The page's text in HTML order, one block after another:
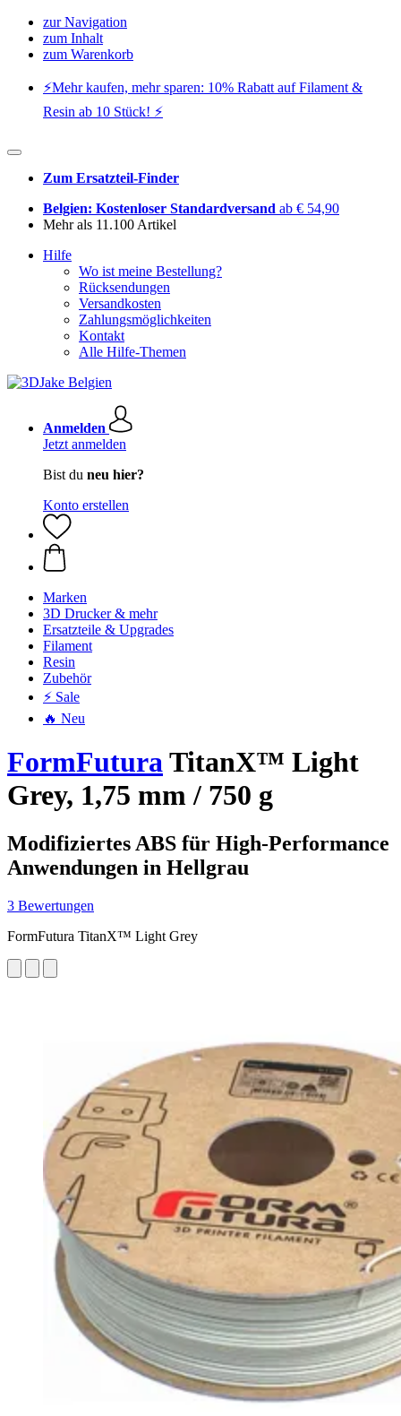
zur Navigation
zum Inhalt
zum Warenkorb
⚡️Mehr kaufen, mehr sparen: 10% Rabatt auf Filament &
Resin ab 10 Stück! ⚡️
Zum Ersatzteil-Finder
Belgien: Kostenloser Standardversand ab € 54,90
Mehr als 11.100 Artikel
Hilfe
Wo ist meine Bestellung?
Rücksendungen
Versandkosten
Zahlungsmöglichkeiten
Kontakt
Alle Hilfe-Themen
Anmelden
Jetzt anmelden
Bist du neu hier?
Konto erstellen
Marken
3D Drucker & mehr
Ersatzteile & Upgrades
Filament
Resin
Zubehör
⚡ Sale
🔥 Neu
FormFuturaTitanX™ Light
Grey, 1,75 mm / 750 g
Modifiziertes ABS für High-Performance
Anwendungen in Hellgrau
3 Bewertungen
FormFutura TitanX™ Light Grey